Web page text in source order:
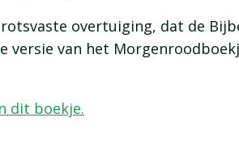
overtuiging, dat de
versie van het
dit boekje.